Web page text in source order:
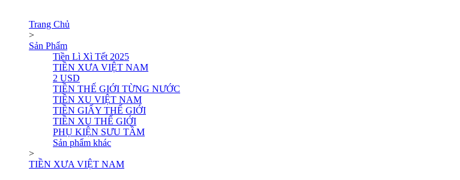
Trang Chủ
>
Sản Phẩm
Tiền Lì Xì Tết 2025
TIỀN XƯA VIỆT NAM
2 USD
TIỀN THẾ GIỚI TỪNG NƯỚC
TIỀN XU VIỆT NAM
TIỀN GIẤY THẾ GIỚI
TIỀN XU THẾ GIỚI
PHỤ KIỆN SƯU TẦM
Sản phẩm khác
>
TIỀN XƯA VIỆT NAM